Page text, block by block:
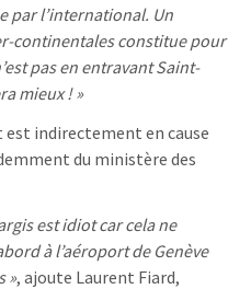
par l’international. Un
continentales constitue pour
pas en entravant Saint-
mieux ! »
indirectement en cause
du ministère des
est idiot car cela ne
à l’aéroport de Genève
», ajoute Laurent Fiard,